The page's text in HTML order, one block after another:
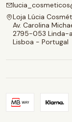
Loja Lúcia
Av. Carolina
2795-053 Linda-
Lisboa - Portugal